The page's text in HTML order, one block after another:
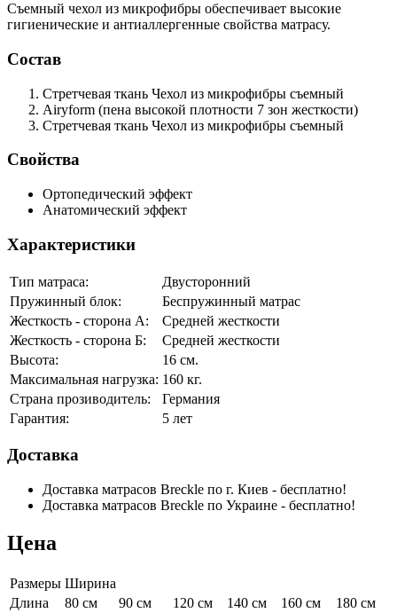
Съемный чехол из микрофибры обеспечивает высокие
гигиенические и антиаллергенные свойства матрасу.
Состав
Стретчевая ткань Чехол из микрофибры съемный
Airyform (пена высокой плотности 7 зон жесткости)
Стретчевая ткань Чехол из микрофибры съемный
Свойства
Ортопедический эффект
Анатомический эффект
Характеристики
Тип матраса:
Двусторонний
Пружинный блок:
Беспружинный матрас
Жесткость - сторона А:
Средней жесткости
Жесткость - сторона Б:
Средней жесткости
Высота:
16 см.
Максимальная нагрузка: 160 кг.
Страна прозиводитель:
Германия
Гарантия:
5 лет
Доставка
Доставка матрасов Breckle по г. Киев - бесплатно!
Доставка матрасов Breckle по Украине - бесплатно!
Цена
Размеры Ширина
Длина
80 см 90 см 120 см 140 см 160 см
180 см